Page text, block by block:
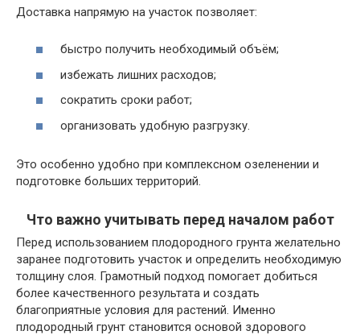
Доставка напрямую на участок позволяет:
быстро получить необходимый объём;
избежать лишних расходов;
сократить сроки работ;
организовать удобную разгрузку.
Это особенно удобно при комплексном озеленении и
подготовке больших территорий.
Что важно учитывать перед началом работ
Перед использованием плодородного грунта желательно
заранее подготовить участок и определить необходимую
толщину слоя. Грамотный подход помогает добиться
более качественного результата и создать
благоприятные условия для растений. Именно
плодородный грунт становится основой здорового